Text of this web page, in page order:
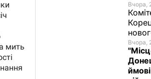
Вчора,
Вчора,